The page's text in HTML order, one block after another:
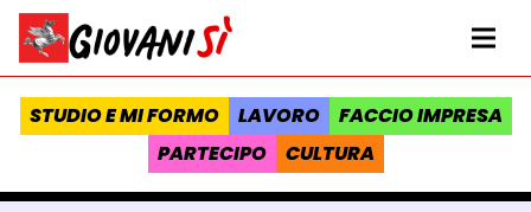
Vai al contenuto
Homepage Giovanisì - Progetto della Regione Toscana
STUDIO E MI FORMO LAVORO
FACCIO IMPRESA
PARTECIPO
CULTURA